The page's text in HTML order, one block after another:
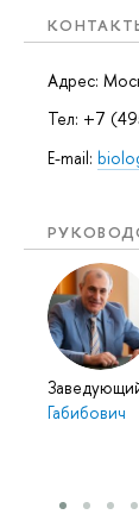
Адрес:
Тел: +7
E-mail:
Габибович